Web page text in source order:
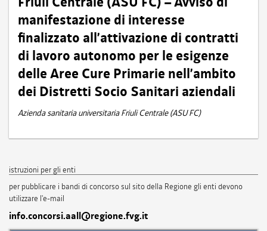
manifestazione di interesse
finalizzato all’attivazione di contratti
di lavoro autonomo per le esigenze
delle Aree Cure Primarie nell’ambito
dei Distretti Socio Sanitari aziendali
Azienda sanitaria universitaria Friuli Centrale (ASU FC)
istruzioni per gli enti
per pubblicare i bandi di concorso sul sito della Regione gli enti devono
utilizzare l'e-mail
info.concorsi.aall@regione.fvg.it